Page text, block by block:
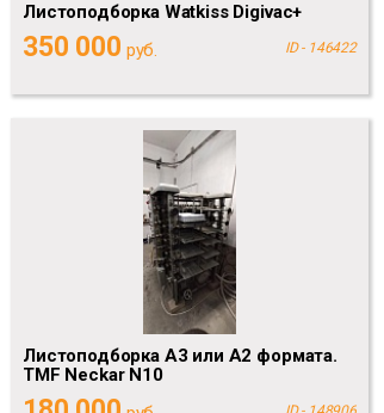
Листоподборка Watkiss Digivac+
350 000 руб. ID - 146422
Листоподборка А3 или А2 формата.
TMF Neckar N10